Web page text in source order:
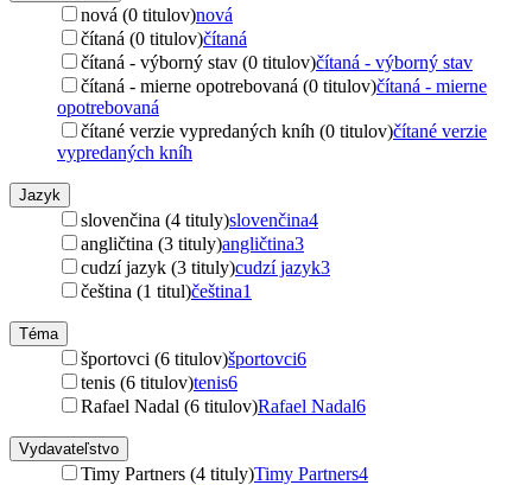
nová (0 titulov)nová
čítaná (0 titulov)čítaná
čítaná - výborný stav (0 titulov)čítaná - výborný stav
čítaná - mierne opotrebovaná (0 titulov)čítaná - mierne
opotrebovaná
čítané verzie vypredaných kníh (0 titulov)čítané verzie
vypredaných kníh
Jazyk
slovenčina (4 tituly)slovenčina4
angličtina (3 tituly)angličtina3
cudzí jazyk (3 tituly)cudzí jazyk3
čeština (1 titul)čeština1
Téma
športovci (6 titulov)športovci6
tenis (6 titulov)tenis6
Rafael Nadal (6 titulov)Rafael Nadal6
Vydavateľstvo
Timy Partners (4 tituly)Timy Partners4